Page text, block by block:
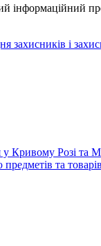
захисників і
Кривому Розі та
та